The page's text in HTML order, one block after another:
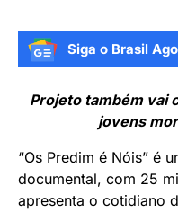
Siga o Brasil
Projeto também vai
jovens
“Os Predim é Nóis” é
documental, com 25
apresenta o cotidiano